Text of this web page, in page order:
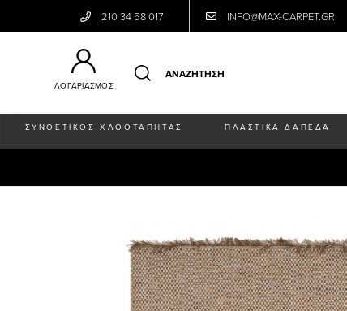
210 34 58 017 INFO@MAX-CARPET.GR
ΛΟΓΑΡΙΑΣΜΟΣ
ΣΥΝΘΕΤΙΚΟΣ ΧΛΟΟΤΑΠΗΤΑΣ ΠΛΑΣΤΙΚΑ ΔΑΠΕΔΑ